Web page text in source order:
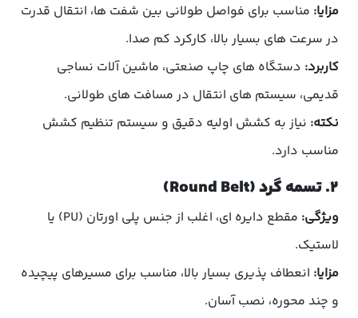
مزایا: مناسب برای فواصل طولانی بین شفت ها، انتقال قدرت
در سرعت های بسیار بالا، کارکرد کم صدا.
کاربرد: دستگاه های چاپ صنعتی، ماشین آلات نساجی
قدیمی، سیستم های انتقال در مسافت های طولانی.
نکته: نیاز به کشش اولیه دقیق و سیستم تنظیم کشش
مناسب دارد.
۲. تسمه گرد (Round Belt)
ویژگی:
مقطع دایره ای، اغلب از جنس پلی اورتان (PU) یا
لاستیک.
مزایا: انعطاف پذیری بسیار بالا، مناسب برای مسیرهای پیچیده
و چند محوره، نصب آسان.